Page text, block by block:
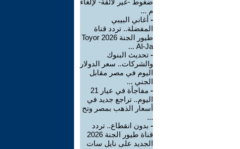
ضغوط -غير لائقة- لإلغاء
م ...
- أغاني البيبي
المفضلة.. تردد قناة
طيور الجنة 2026 Toyor
Al-Ja ...
- تحديث البنوك
والشركات.. سعر الدولار
اليوم في مصر مقابل
الجني ...
-
مفاجأة في عيار 21
اليوم.. تراجع جديد في
أسعار الذهب بمصر وتح
...
- بدون انقطاع.. تردد
قناة طيور الجنة 2026
الجديد على نايل سات